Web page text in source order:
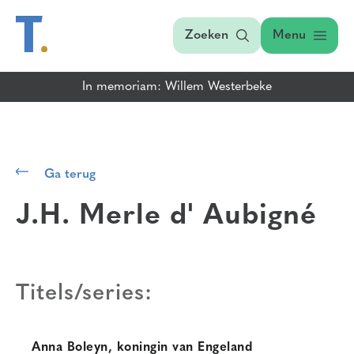
Zoeken Menu
In memoriam: Willem Westerbeke
Ga terug
J.H. Merle d' Aubigné
Titels/series:
Anna Boleyn, koningin van Engeland